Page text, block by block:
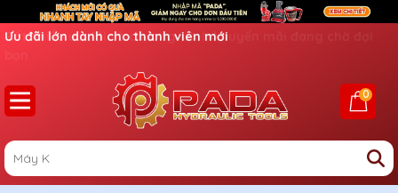
Ưu đãi lớn dành cho thành viên mới
0